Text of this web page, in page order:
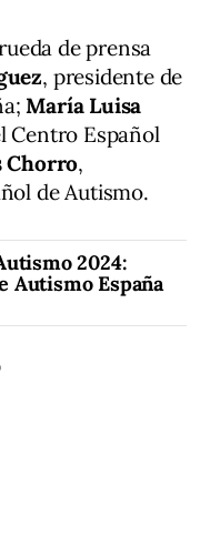
de prensa
, presidente de
María Luisa
Centro Español
Chorro,
de Autismo.
2024:
Autismo España